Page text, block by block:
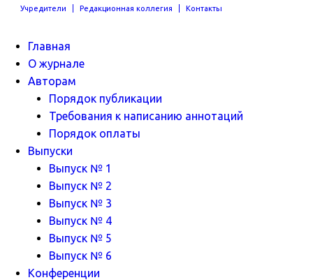
Учредители Редакционная коллегия Контакты
Главная
О журнале
Авторам
Порядок публикации
Требования к написанию аннотаций
Порядок оплаты
Выпуски
Выпуск № 1
Выпуск № 2
Выпуск № 3
Выпуск № 4
Выпуск № 5
Выпуск № 6
Конференции